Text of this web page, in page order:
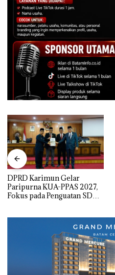
DPRD Karimun Gelar
Paripurna KUA-PPAS 2027,
Fokus pada Penguatan SDM,